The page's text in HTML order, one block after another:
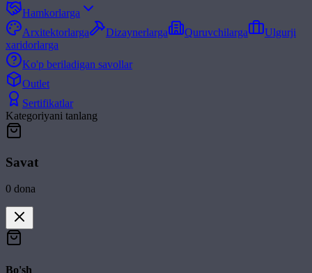
Hamkorlarga
Arxitektorlarga
Dizaynerlarga Quruvchilarga
Ulgurji
xaridorlarga
Ko'p beriladigan savollar
Outlet
Sertifikatlar
Kategoriyani tanlang
Savat
0 dona
Bo'sh